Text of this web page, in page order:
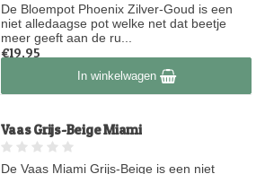
De Bloempot Phoenix Zilver-Goud is een
niet alledaagse pot welke net dat beetje
meer geeft aan de ru...
€19,95
Op voorraadIn winkelwagen
Vaas Grijs-Beige Miami
De Vaas Miami Grijs-Beige is een niet